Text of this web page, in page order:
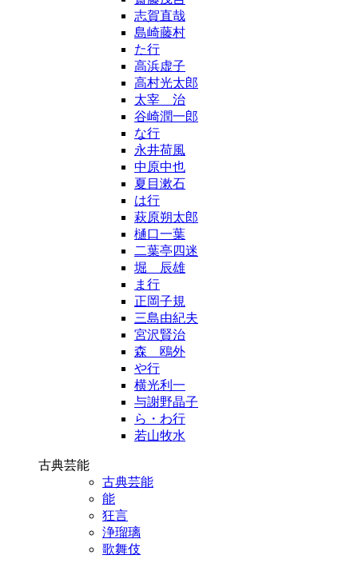
志賀直哉
島崎藤村
た行
高浜虚子
高村光太郎
太宰 治
谷崎潤一郎
な行
永井荷風
中原中也
夏目漱石
は行
萩原朔太郎
樋口一葉
二葉亭四迷
堀 辰雄
ま行
正岡子規
三島由紀夫
宮沢賢治
森 鴎外
や行
横光利一
与謝野晶子
ら・わ行
若山牧水
古典芸能
古典芸能
能
狂言
浄瑠璃
歌舞伎